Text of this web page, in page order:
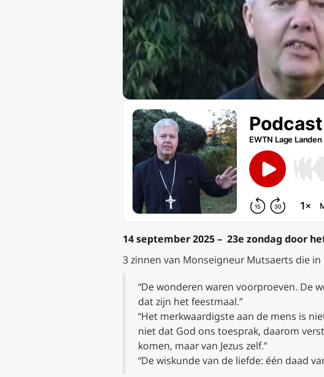
14 september 2025 – 23e zondag door
3 zinnen van Monseigneur Mutsaerts die
“De wonderen waren voorproeven. De
dat zijn het feestmaal.”
“Het merkwaardigste aan de mens is
niet dat God ons toesprak, daarom
komen, maar van Jezus zelf.”
“De wiskunde van de liefde: één daad